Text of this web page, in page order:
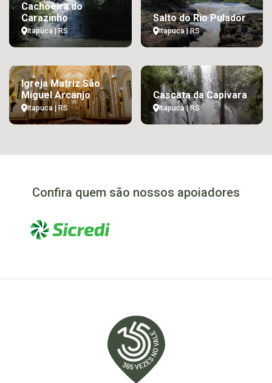
Cachoeira do
Carazinho
Itapuca | RS
Salto do Rio Pulador
Itapuca | RS
Igreja Matriz São
Miguel Arcanjo
Itapuca | RS
Cascata da Capivara
Itapuca | RS
Confira quem são nossos apoiadores